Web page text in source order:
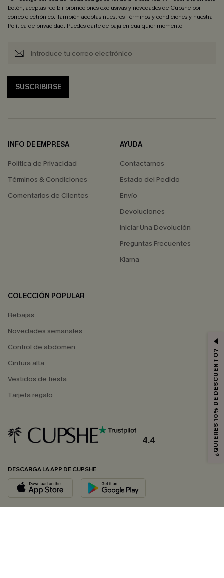
botón, aceptas recibir promociones exclusivas y novedades de Cupshe por
correo electrónico. También aceptas nuestrosTérminos y condicionesy nuestra
Política de privacidad. Puedes darte de baja en cualquier momento.
SUSCRIBIRSE
INFO DE EMPRESA
Política de Privacidad
Términos & Condiciones
Comentarios de Clientes
AYUDA
Contactarnos
Estado del Pedido
Envío
Devoluciones
Iniciar Una Devolución
Preguntas Frecuentes
Klarna
COLECCIÓN POPULAR
Rebajas
Novedades semanales
Control de abdomen
Cintura alta
Vestidos de fiesta
Tarjeta regalo
4.4
DESCARGA LA APP DE CUPSHE
¿QUIERES 10% DE DESCUENTO?